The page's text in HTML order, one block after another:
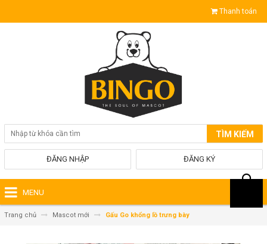
Thanh toán
TÌM KIẾM
ĐĂNG KÝ
ĐĂNG NHẬP
MENU
Trang chủ Mascot mới Gấu Go khổng lồ trưng bày